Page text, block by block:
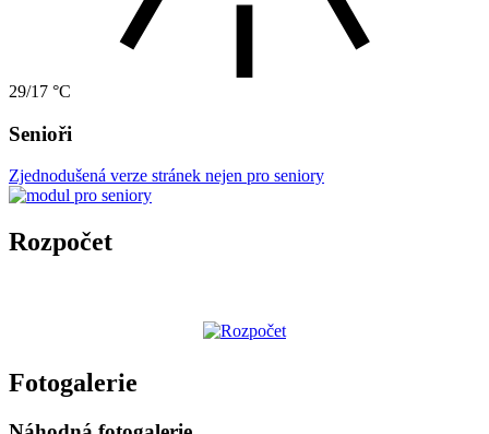
29/17 °C
Senioři
Zjednodušená verze stránek nejen pro seniory
Rozpočet
Fotogalerie